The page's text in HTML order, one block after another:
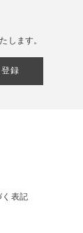
します。
登録
く表記